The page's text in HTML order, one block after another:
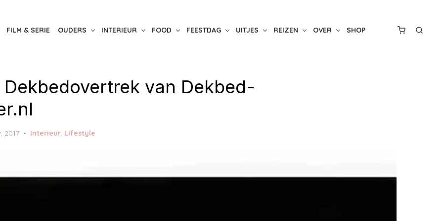
FILM & SERIE OUDERS INTERIEUR FOOD FEESTDAG UITJES REIZEN OVER SHOP
Dekbedovertrek van Dekbed-
2017 Interieur Lifestyle